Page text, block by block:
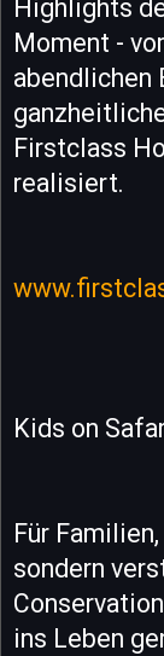
Highlights
Moment -
abendlichen
Firstclass
realisiert.
Kids on
Für
sondern
ins Leben